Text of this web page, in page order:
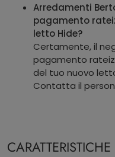
Arredamenti
pagamento
letto Hide?
Certamente, il
pagamento
del tuo nuovo
Contatta il
CARATTERISTICHE